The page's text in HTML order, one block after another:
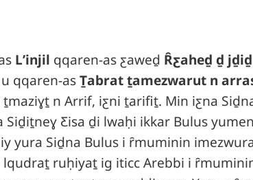
Lʼinjil qqaren-as ƹaweḏ Ȓƹaheḏ ḏ jḏiḏ
qqaren-asṮabrat ṯamezwarut n
n Arrif, iƹni ṯarifiṯ. Min iƹna
Siḏiṯneɣ Ƹisa ḏi lwaḥi ikkar Bulus
yura Siḏna Bulus i ȓmuminin
ruḥiyaṯ ig iticc Arebbi i